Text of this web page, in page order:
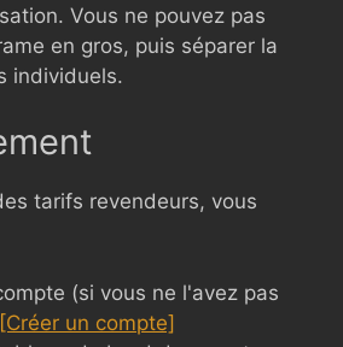
Vous ne pouvez pas
en gros, puis séparer la
individuels.
tarifs revendeurs, vous
(si vous ne l'avez pas
[Créer un compte]